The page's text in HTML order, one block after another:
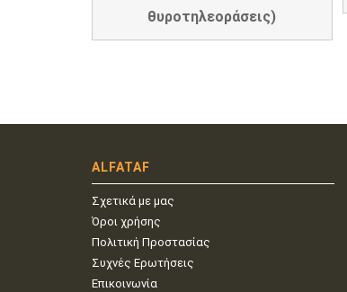
θυροτηλεοράσεις)
ALFATAF
Σχετικά με μας
Όροι χρήσης
Πολιτική Προστασίας
Συχνές Ερωτήσεις
Επικοινωνία